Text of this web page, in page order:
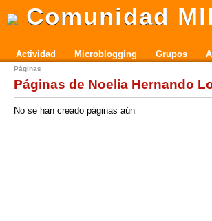
Comunidad
Actividad Microblogging Grupos
Páginas
Páginas de Noelia Hernando
No se han creado páginas aún